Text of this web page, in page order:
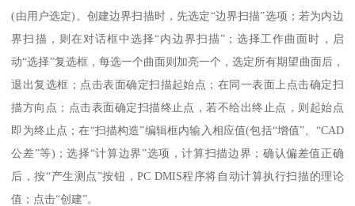
(由用户选定)。创建边界扫描时，先选定“边界扫描”选项；若为内边
界扫描，则在对话框中选择“内边界扫描”；选择工作曲面时，启
动“选择”复选框，每选一个曲面则加亮一个，选定所有期望曲面后，
退出复选框；点击表面确定扫描起始点；在同一表面上点击确定扫
描方向点；点击表面确定扫描终止点，若不给出终止点，则起始点
即为终止点；在“扫描构造”编辑框内输入相应值(包括“增值”、“CAD
公差”等)；选择“计算边界”选项，计算扫描边界；确认偏差值正确
后，按“产生测点”按钮，PC DMIS程序将自动计算执行扫描的理论
值；点击“创建”。